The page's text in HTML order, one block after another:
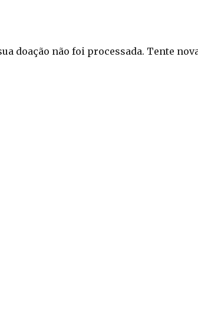
doação não foi processada. Tente